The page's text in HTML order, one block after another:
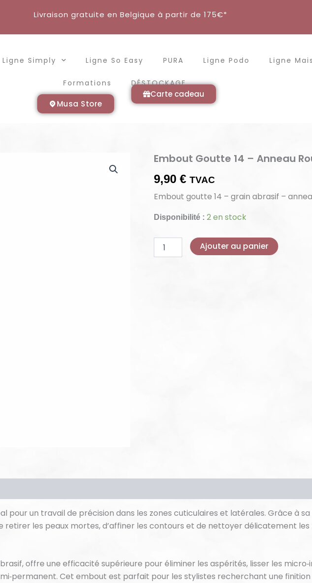
Livraison gratuite en Belgique à partir de 175€*
Ligne Simply Ligne So Easy PURA Ligne Podo Ligne
Formations DÉSTOCKAGE
Musa Store
Carte cadeau
Embout Goutte 14 – Anneau
9,90 € TVAC
Embout goutte 14 – grain abrasif –
Disponibilité : 2 en stock
quantité
Embout
Goutte
14
Anneau
Ajouter au panier
pour un travail de précision dans les zones cuticulaires et latérales. Grâce à
retirer les peaux mortes, d’affiner les contours et de nettoyer délicatement les
offre une efficacité supérieure pour éliminer les aspérités, lisser les
Cet embout est parfait pour les stylistes recherchant une